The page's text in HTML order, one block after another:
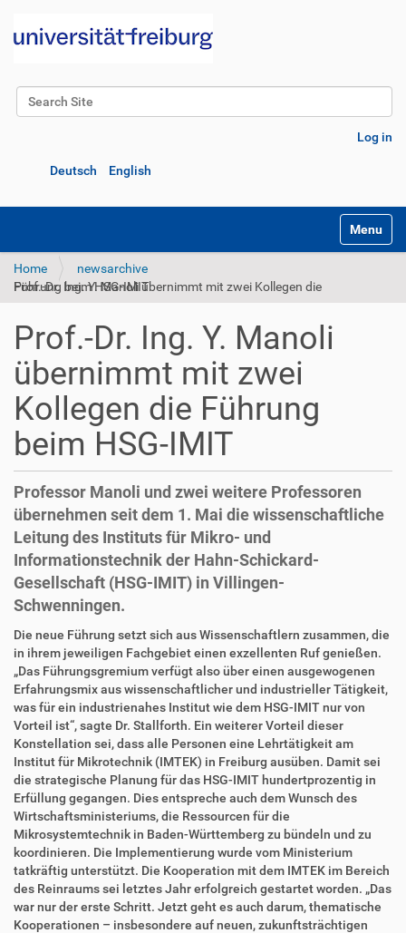
Search Site
Log in
Deutsch English
Toggle
Home
newsarchive
Prof.-Dr. Ing. Y. Manoli übernimmt mit zwei Kollegen die Führung beim HSG-IMIT
Prof.-Dr. Ing. Y. Manoli
übernimmt mit zwei
Kollegen die Führung
beim HSG-IMIT
Professor Manoli und zwei weitere Professoren
übernehmen seit dem 1. Mai die wissenschaftliche
Leitung des Instituts für Mikro- und
Informationstechnik der Hahn-Schickard-
Gesellschaft (HSG-IMIT) in Villingen-
Schwenningen.
D
i
e
k
t
z
u
g
r
i
f
f
A
r
i
k
e
l
a
k
t
i
o
n
e
n
Die neue Führung setzt sich aus Wissenschaftlern zusammen, die
in ihrem jeweiligen Fachgebiet einen exzellenten Ruf genießen.
„Das Führungsgremium verfügt also über einen ausgewogenen
Erfahrungsmix aus wissenschaftlicher und industrieller Tätigkeit,
was für ein industrienahes Institut wie dem HSG-IMIT nur von
Vorteil ist“, sagte Dr. Stallforth. Ein weiterer Vorteil dieser
Konstellation sei, dass alle Personen eine Lehrtätigkeit am
Institut für Mikrotechnik (IMTEK) in Freiburg ausüben. Damit sei
die strategische Planung für das HSG-IMIT hundertprozentig in
Erfüllung gegangen. Dies entspreche auch dem Wunsch des
Wirtschaftsministeriums, die Ressourcen für die
Mikrosystemtechnik in Baden-Württemberg zu bündeln und zu
koordinieren. Die Implementierung wurde vom Ministerium
tatkräftig unterstützt. Die Kooperation mit dem IMTEK im Bereich
des Reinraums sei letztes Jahr erfolgreich gestartet worden. „Das
war nur der erste Schritt. Jetzt geht es auch darum, thematische
Kooperationen – insbesondere auf neuen, zukunftsträchtigen